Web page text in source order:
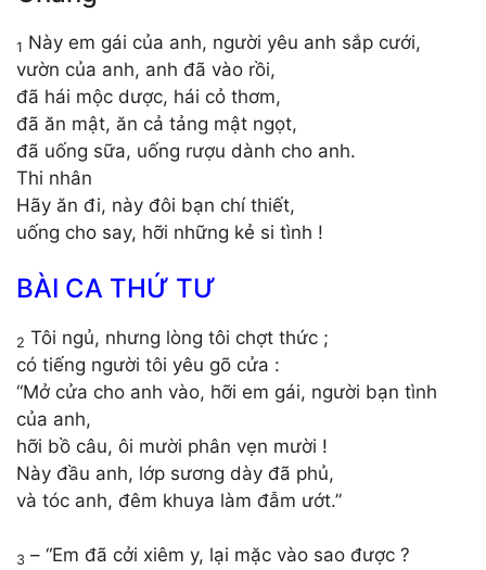
1 Này em gái của anh, người yêu anh sắp cưới,
vườn của anh, anh đã vào rồi,
đã hái mộc dược, hái cỏ thơm,
đã ăn mật, ăn cả tảng mật ngọt,
đã uống sữa, uống rượu dành cho anh.
Thi nhân
Hãy ăn đi, này đôi bạn chí thiết,
uống cho say, hỡi những kẻ si tình !
BÀI CA THỨ TƯ
2 Tôi ngủ, nhưng lòng tôi chợt thức ;
có tiếng người tôi yêu gõ cửa :
“Mở cửa cho anh vào, hỡi em gái, người bạn tình
của anh,
hỡi bồ câu, ôi mười phân vẹn mười !
Này đầu anh, lớp sương dày đã phủ,
và tóc anh, đêm khuya làm đẫm ướt.”
3 – “Em đã cởi xiêm y, lại mặc vào sao được ?